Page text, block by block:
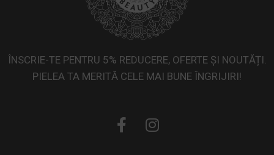
ÎNSCRIE-TE PENTRU 5% REDUCERE, OFERTE ȘI NOUTĂȚI.
PIELEA TA MERITĂ CELE MAI BUNE ÎNGRIJIRI!